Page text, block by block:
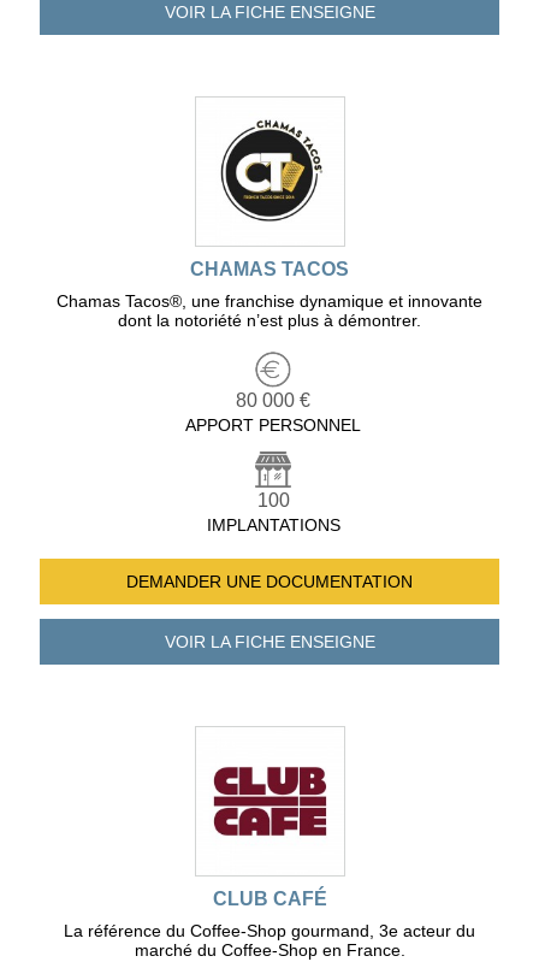
VOIR LA FICHEENSEIGNE
CHAMAS TACOS
Chamas Tacos®️, une franchise dynamique et innovante
dont la notoriété n’est plus à démontrer.
80 000 €
APPORT PERSONNEL
100
IMPLANTATIONS
DEMANDER UNE DOCUMENTATION
VOIR LA FICHEENSEIGNE
CLUB CAFÉ
La référence du Coffee-Shop gourmand, 3e acteur du
marché du Coffee-Shop en France.